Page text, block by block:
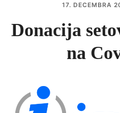
JAVNE NABAVKE
KONKURSI
UPUTE ZA PACIJENTE
KONTAKT
17. DECEMBRA
Donacija
na